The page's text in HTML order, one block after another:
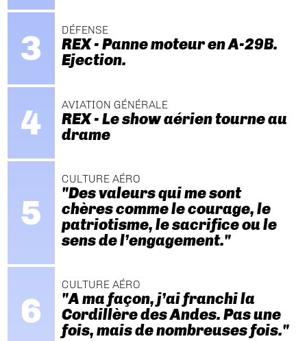
DÉFENSE
REX - Panne moteur en A-29B.
Ejection.
AVIATION GÉNÉRALE
REX - Le show aérien tourne au
drame
CULTURE AÉRO
"Des valeurs qui me sont
chères comme le courage, le
patriotisme, le sacrifice ou le
sens de l’engagement."
CULTURE AÉRO
"A ma façon, j’ai franchi la
Cordillère des Andes. Pas une
fois, mais de nombreuses fois."